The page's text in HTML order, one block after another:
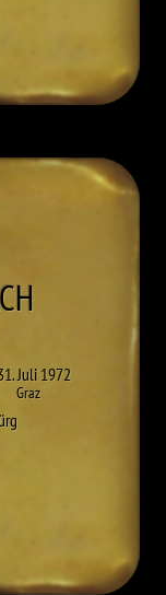
Juli 1972
Graz
GORBACH